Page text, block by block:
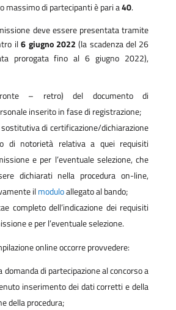
massimo di partecipanti è pari a40.
deve essere presentata tramite
il6 giugno 2022(la scadenza del 26
prorogata fino al 6 giugno 2022),
– retro) del documento di
inserito in fase di registrazione;
di certificazione/dichiarazione
di notorietà relativa a quei requisiti
e per l’eventuale selezione, che
dichiarati nella procedura on-line,
ilmoduloallegato al bando;
completo dell’indicazione dei requisiti
e per l’eventuale selezione.
online occorre provvedere:
domanda di partecipazione al concorso a
inserimento dei dati corretti e della
della procedura;